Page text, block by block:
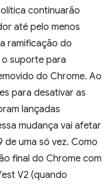
continuarão
até pelo menos
ramificação do
o suporte para
do Chrome. Ao
para desativar as
lançadas
mudança vai afetar
de uma só vez. Como
final do Chrome com
V2 (quando